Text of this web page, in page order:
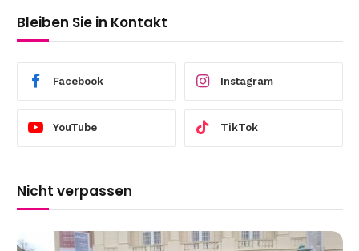
Bleiben Sie in Kontakt
Facebook Instagram
YouTube TikTok
Nicht verpassen